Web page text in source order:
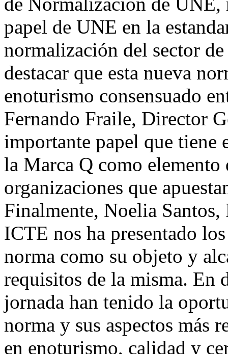
papel de UNE en la
normalización del sector
destacar que esta nueva
enoturismo consensuado
Fernando Fraile, Director
importante papel que
la Marca Q como
organizaciones que
Finalmente, Noelia
ICTE nos ha presentado
norma como su objeto y
requisitos de la misma. En
jornada han tenido la
norma y sus aspectos más
en enoturismo, calidad y